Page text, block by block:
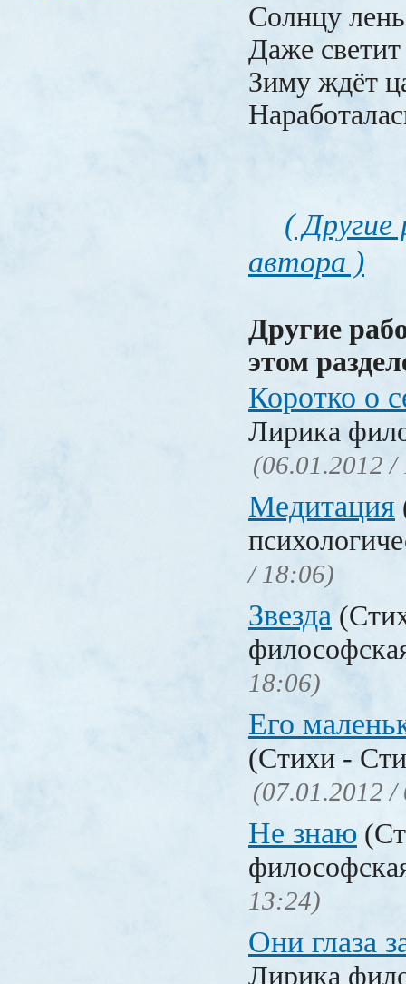
Солнцу
Даже
Зиму ждёт
(
автора )
Другие
этом
Коротко о
Лирика
(06.01.2012 /
Медитация
/ 18:06)
Звезда
18:06)
Его
(Стихи -
(07.01.2012 /
Не знаю
13:24)
Они глаза
Лирика